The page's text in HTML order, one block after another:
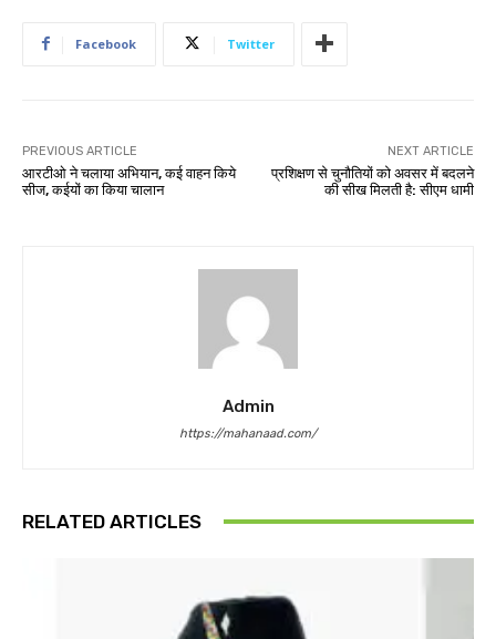
Facebook Twitter
PREVIOUS ARTICLE
आरटीओ ने चलाया अभियान, कई वाहन किये
सीज, कईयों का किया चालान
NEXT ARTICLE
प्रशिक्षण से चुनौतियों को अवसर में बदलने
की सीख मिलती है: सीएम धामी
Admin
https://mahanaad.com/
RELATED ARTICLES